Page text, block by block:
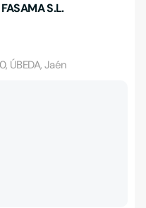
S.L.
ÚBEDA, Jaén